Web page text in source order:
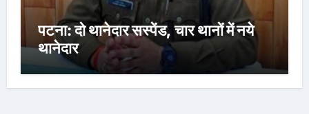
पटना: दो थानेदार सस्पेंड, चार थानों में नये
थानेदार